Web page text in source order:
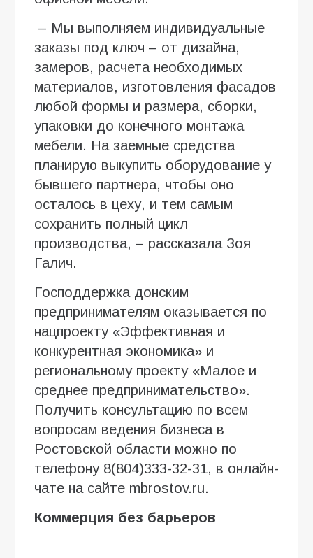
– Мы выполняем индивидуальные
заказы под ключ – от дизайна,
замеров, расчета необходимых
материалов, изготовления фасадов
любой формы и размера, сборки,
упаковки до конечного монтажа
мебели. На заемные средства
планирую выкупить оборудование у
бывшего партнера, чтобы оно
осталось в цеху, и тем самым
сохранить полный цикл
производства, – рассказала Зоя
Галич.
Господдержка донским
предпринимателям оказывается по
нацпроекту «Эффективная и
конкурентная экономика» и
региональному проекту «Малое и
среднее предпринимательство».
Получить консультацию по всем
вопросам ведения бизнеса в
Ростовской области можно по
телефону 8(804)333-32-31, в онлайн-
чате на сайте mbrostov.ru.
Коммерция без барьеров